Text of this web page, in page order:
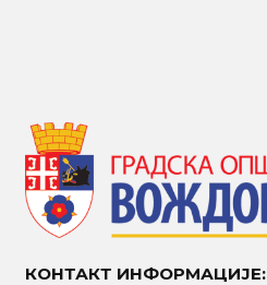
КОНТАКТ ИНФОРМАЦИЈЕ: